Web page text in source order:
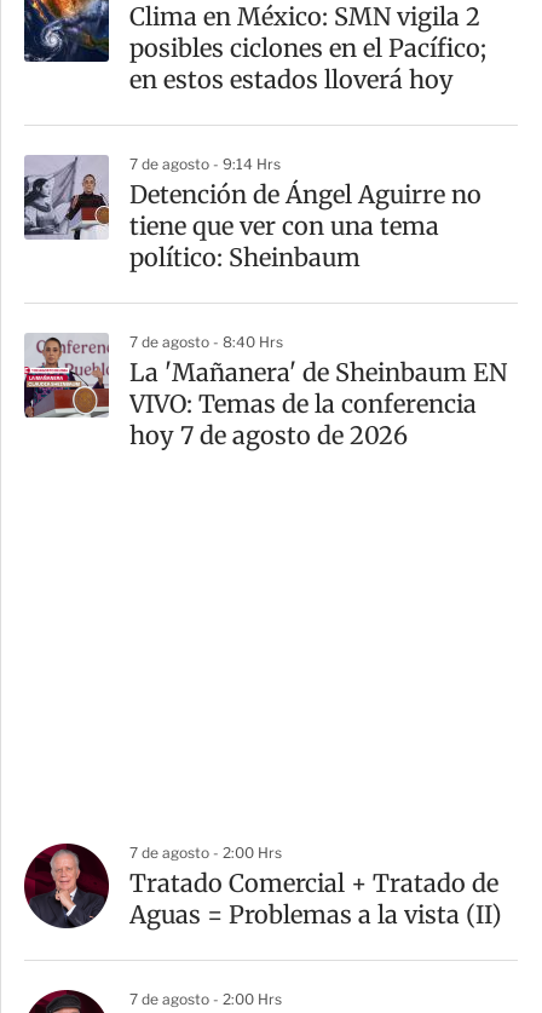
Clima en México: SMN vigila 2
posibles ciclones en el Pacífico;
en estos estados lloverá hoy
7 de agosto - 9:14 Hrs
Detención de Ángel Aguirre no
tiene que ver con una tema
político: Sheinbaum
7 de agosto - 8:40 Hrs
La 'Mañanera' de Sheinbaum EN
VIVO: Temas de la conferencia
hoy 7 de agosto de 2026
7 de agosto - 2:00 Hrs
Tratado Comercial + Tratado de
Aguas = Problemas a la vista (II)
7 de agosto - 2:00 Hrs